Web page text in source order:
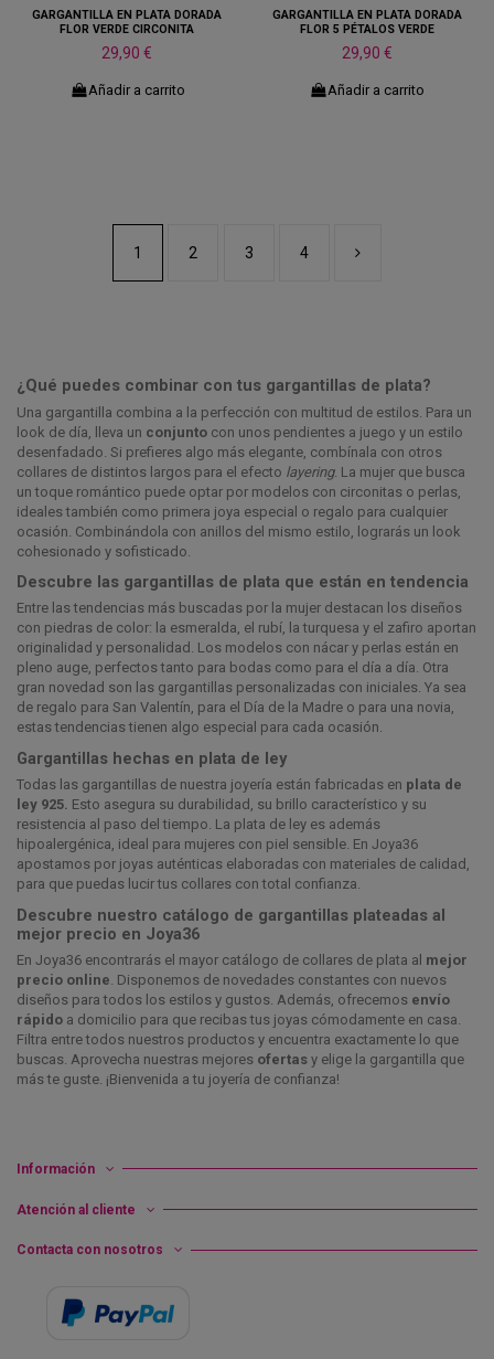
GARGANTILLA EN PLATA DORADA
FLOR VERDE CIRCONITA
29,90 €
Añadir a carrito
GARGANTILLA EN PLATA DORADA
FLOR 5 PÉTALOS VERDE
29,90 €
Añadir a carrito
1 2 3 4
¿Qué puedes combinar con tus gargantillas de plata?
Una gargantilla combina a la perfección con multitud de estilos. Para un
look de día, lleva un conjunto con unos pendientes a juego y un estilo
desenfadado. Si prefieres algo más elegante, combínala con otros
collares de distintos largos para el efecto layering. La mujer que busca
un toque romántico puede optar por modelos con circonitas o perlas,
ideales también como primera joya especial o regalo para cualquier
ocasión. Combinándola con anillos del mismo estilo, lograrás un look
cohesionado y sofisticado.
Descubre las gargantillas de plata que están en tendencia
Entre las tendencias más buscadas por la mujer destacan los diseños
con piedras de color: la esmeralda, el rubí, la turquesa y el zafiro aportan
originalidad y personalidad. Los modelos con nácar y perlas están en
pleno auge, perfectos tanto para bodas como para el día a día. Otra
gran novedad son las gargantillas personalizadas con iniciales. Ya sea
de regalo para San Valentín, para el Día de la Madre o para una novia,
estas tendencias tienen algo especial para cada ocasión.
Gargantillas hechas en plata de ley
Todas las gargantillas de nuestra joyería están fabricadas en plata de
ley 925. Esto asegura su durabilidad, su brillo característico y su
resistencia al paso del tiempo. La plata de ley es además
hipoalergénica, ideal para mujeres con piel sensible. En Joya36
apostamos por joyas auténticas elaboradas con materiales de calidad,
para que puedas lucir tus collares con total confianza.
Descubre nuestro catálogo de gargantillas plateadas al
mejor precio en Joya36
En Joya36 encontrarás el mayor catálogo de collares de plata al mejor
precio online. Disponemos de novedades constantes con nuevos
diseños para todos los estilos y gustos. Además, ofrecemos envío
rápido a domicilio para que recibas tus joyas cómodamente en casa.
Filtra entre todos nuestros productos y encuentra exactamente lo que
buscas. Aprovecha nuestras mejores ofertas y elige la gargantilla que
más te guste. ¡Bienvenida a tu joyería de confianza!
Información
Atención al cliente
Contacta con nosotros